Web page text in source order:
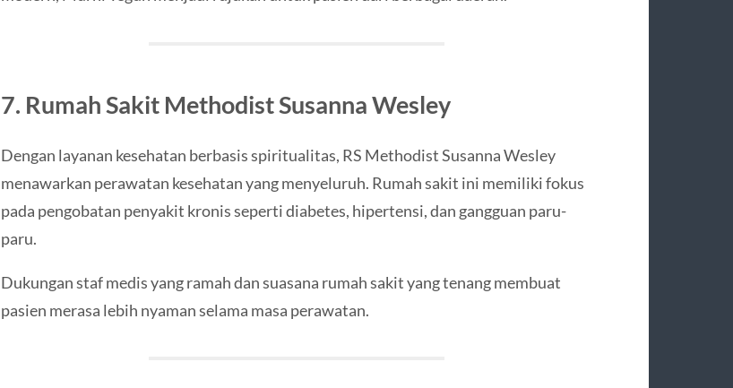
7. Rumah Sakit Methodist Susanna Wesley
Dengan layanan kesehatan berbasis spiritualitas, RS Methodist Susanna Wesley
menawarkan perawatan kesehatan yang menyeluruh. Rumah sakit ini memiliki fokus
pada pengobatan penyakit kronis seperti diabetes, hipertensi, dan gangguan paru-
paru.
Dukungan staf medis yang ramah dan suasana rumah sakit yang tenang membuat
pasien merasa lebih nyaman selama masa perawatan.